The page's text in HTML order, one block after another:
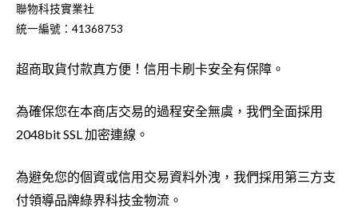
聯物科技實業社
統一編號：41368753
超商取貨付款真方便！信用卡刷卡安全有保障。
為確保您在本商店交易的過程安全無虞，我們全面採用
2048bit SSL 加密連線。
為避免您的個資或信用交易資料外洩，我們採用第三方支
付領導品牌綠界科技金物流。